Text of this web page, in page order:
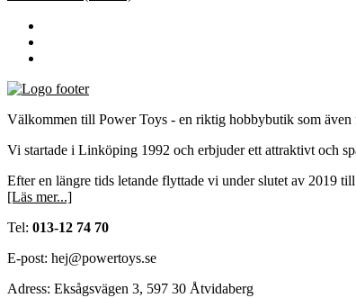
Välkommen till Power Toys - en riktig hobbybutik som även
Vi startade i Linköping 1992 och erbjuder ett attraktivt och
Efter en längre tids letande flyttade vi under slutet av 2019
[Läs mer...]
Tel: 013-12 74 70
E-post: hej@powertoys.se
Adress: Eksågsvägen 3, 597 30 Åtvidaberg